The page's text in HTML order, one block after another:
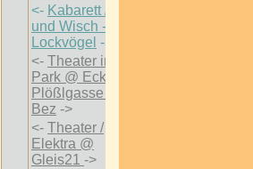
<- Kabarett / Flo
und Wisch -
Lockvögel ->
<- Theater im
Park @ Ecke
Plößlgasse 3
Bez ->
<- Theater /
Elektra @
Gleis21 ->